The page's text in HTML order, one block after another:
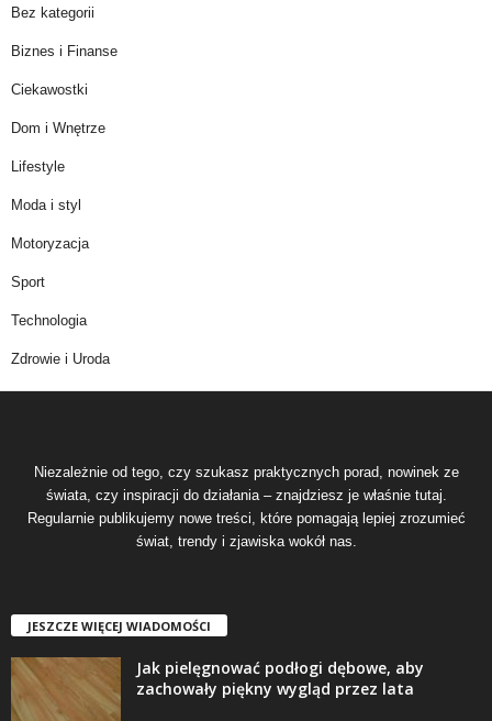
Bez kategorii
Biznes i Finanse
Ciekawostki
Dom i Wnętrze
Lifestyle
Moda i styl
Motoryzacja
Sport
Technologia
Zdrowie i Uroda
Niezależnie od tego, czy szukasz praktycznych porad, nowinek ze
świata, czy inspiracji do działania – znajdziesz je właśnie tutaj.
Regularnie publikujemy nowe treści, które pomagają lepiej zrozumieć
świat, trendy i zjawiska wokół nas.
JESZCZE WIĘCEJ WIADOMOŚCI
Jak pielęgnować podłogi dębowe, aby
zachowały piękny wygląd przez lata